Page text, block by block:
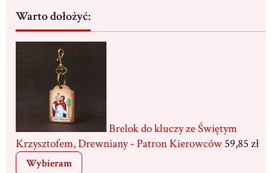
Warto dołożyć:
Brelok do kluczy ze Świętym
Krzysztofem, Drewniany - Patron Kierowców 59,85 zł
Wybieram